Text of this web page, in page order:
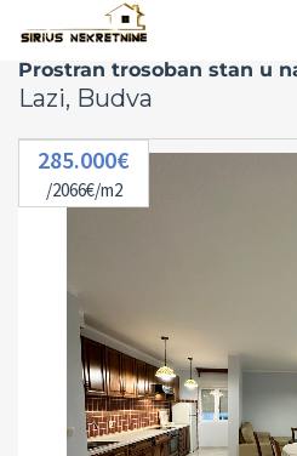
Prostran trosoban stan u
Lazi, Budva
285.000€
/2066€/m2